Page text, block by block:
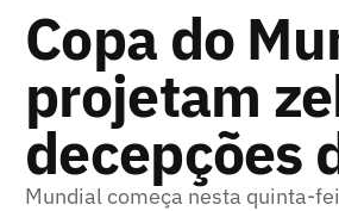
Copa do
projetam
decepções
Mundial começa nesta quinta-